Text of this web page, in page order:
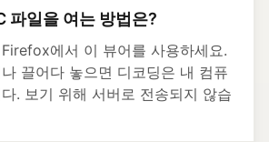
파일을 여는 방법은?
에서 이 뷰어를 사용하세요.
끌어다 놓으면 디코딩은 내 컴퓨
. 보기 위해 서버로 전송되지 않습